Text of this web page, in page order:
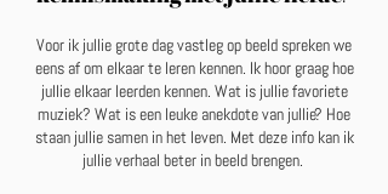
Voor ik jullie grote dag vastleg op beeld spreken we
eens af om elkaar te leren kennen. Ik hoor graag hoe
jullie elkaar leerden kennen. Wat is jullie favoriete
muziek? Wat is een leuke anekdote van jullie? Hoe
staan jullie samen in het leven. Met deze info kan ik
jullie verhaal beter in beeld brengen.